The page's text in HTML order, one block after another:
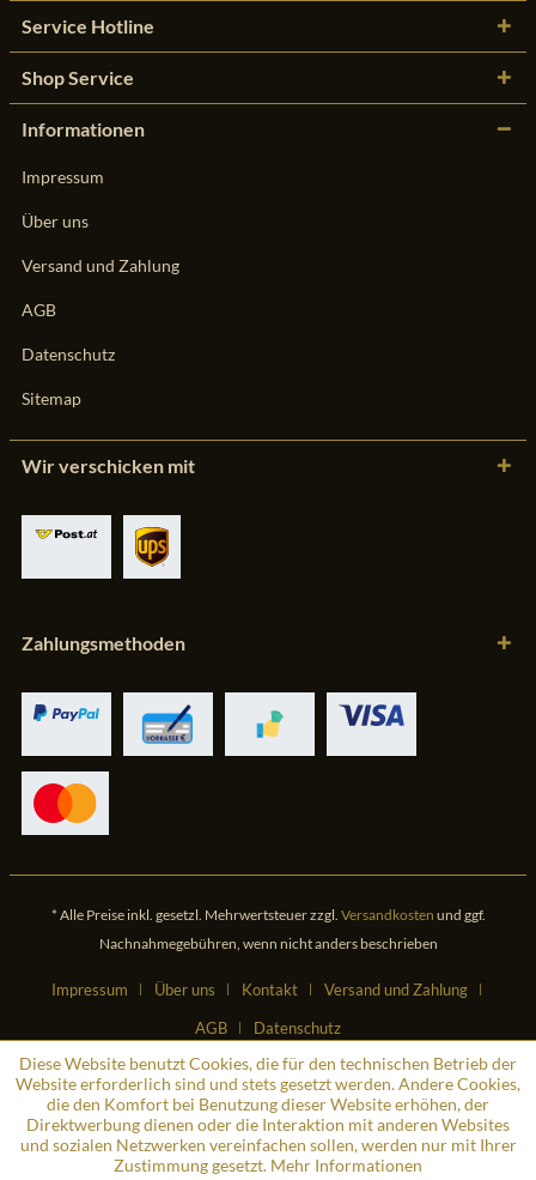
Service Hotline
Shop Service
Informationen
Impressum
Über uns
Versand und Zahlung
AGB
Datenschutz
Sitemap
Wir verschicken mit
Zahlungsmethoden
* Alle Preise inkl. gesetzl. Mehrwertsteuer zzgl. Versandkosten und ggf.
Nachnahmegebühren, wenn nicht anders beschrieben
Impressum Über uns Kontakt
Versand und Zahlung
AGB
Datenschutz
Diese Website benutzt Cookies, die für den technischen Betrieb der
Website erforderlich sind und stets gesetzt werden. Andere Cookies,
die den Komfort bei Benutzung dieser Website erhöhen, der
Direktwerbung dienen oder die Interaktion mit anderen Websites
und sozialen Netzwerken vereinfachen sollen, werden nur mit Ihrer
Zustimmung gesetzt. Mehr Informationen